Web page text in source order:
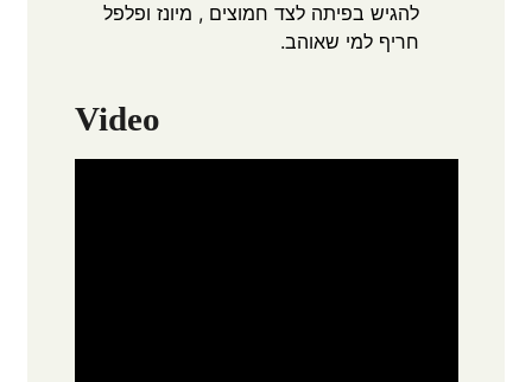
להגיש בפיתה לצד חמוצים , מיונז ופלפל
חריף למי שאוהב.
Video